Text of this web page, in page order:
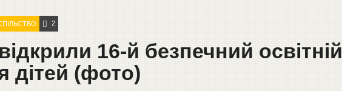
2
16-й безпечний освітній
дітей (фото)